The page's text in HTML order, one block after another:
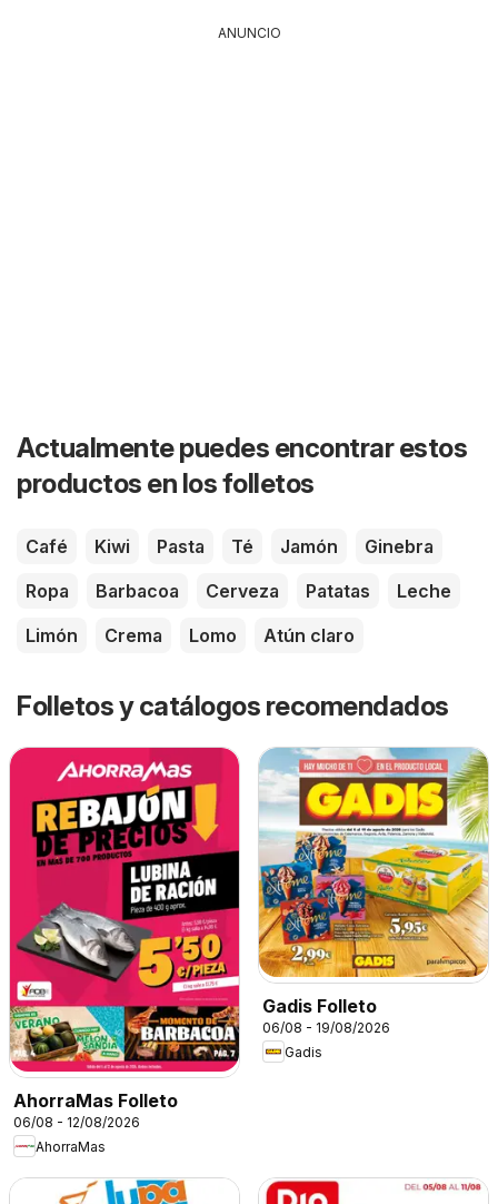
ANUNCIO
Actualmente puedes encontrar estos
productos en los folletos
Café Kiwi Pasta Té Jamón
Ginebra
Ropa
Barbacoa Cerveza Patatas
Leche
Limón
Crema Lomo Atún claro
Folletos y catálogos recomendados
AhorraMas Folleto
06/08 - 12/08/2026
AhorraMas
Gadis Folleto
06/08 - 19/08/2026
Gadis